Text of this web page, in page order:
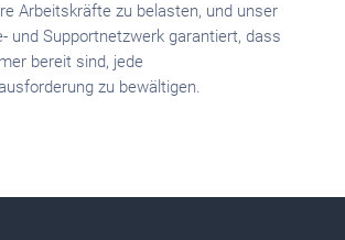
Arbeitskräfte zu belasten, und unser
und Supportnetzwerk garantiert, dass
bereit sind, jede
zu bewältigen.